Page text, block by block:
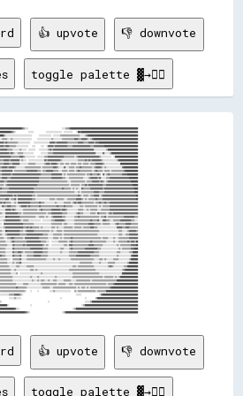
👍 upvote 👎 downvote
toggle palette ▓→✊🏽
████████████▓▓▓▓▓▓▓▓▓▓▓▓▓▓▓▓▓▓▓▓▓▓▓▓▓▓▓▓░░░░▒▒░░░░▒▒▒▒▒▒▓▓▓▓▓▓▓▓▓▓▒▒▓▓▓▓▓▓▓▓▓▓▓▓▓▓▓▓▓▓▓▓▓▓▓▓▓▓▓▓▓▓▓▓▒▒▒▒▒▒▒▒▒▒▒▒▓▓▓▓▓▓▓▓▓▓▓▓░░▒▒░░▒▒▒▒▒▒▒▒▒▒▒▒▒▒▒▒▒▒▒▒░░▒▒▒▒▓▓▒▒▒▒▒▒▓▓▒▒  ▓▓░░▒▒▓▓▒▒▒▒▒▒▒▒▒▒▒▒▒▒▓▓▓▓▓▓████████████
██████████▓▓▓▓▓▓▓▓▓▓▓▓▓▓▓▓▓▓▓▓▓▓▓▓▓▓▓▓▓▓░░░░▒▒░░▒▒░░░░▒▒▓▓▓▓▓▓▒▒▒▒▓▓▓▓▓▓▓▓▓▓▓▓▓▓▓▓▓▓▓▓▓▓▓▓▓▓▓▓▓▓▓▓▒▒▒▒▒▒▒▒▒▒▒▒▒▒▓▓▓▓▓▓▓▓▓▓▓▓▒▒▒▒░░░░▒▒▒▒▒▒▒▒▒▒▒▒▒▒▒▒░░░░░░▒▒▓▓▓▓▓▓▓▓▒▒▓▓░░░░░░▒▒▒▒▓▓▓▓▓▓▓▓▓▓▓▓▓▓▓▓▓▓▓▓▓▓██████████
████████▓▓▓▓▓▓▓▓▓▓▓▓▓▓▓▓▓▓▓▓▓▓▓▓▓▓▓▓▓▓▓▓▒▒░░░░▒▒░░░░▒▒▓▓▓▓▒▒▒▒▓▓▓▓▓▓▓▓▓▓▓▓▓▓▓▓▓▓▓▓▓▓▓▓▓▓▓▓▓▓▓▓▓▓▓▓▒▒▒▒▒▒▒▒▒▒▒▒▒▒▒▒▒▒▒▒▒▒▒▒▒▒▒▒▒▒▒▒░░░░▒▒▒▒▒▒▒▒▒▒▒▒▒▒▒▒░░▒▒▒▒▒▒▓▓▓▓▓▓▓▓▒▒▓▓▒▒░░▒▒▓▓▓▓▓▓▓▓▓▓▓▓▓▓▓▓▓▓▓▓▓▓▓▓▓▓████████
████████▓▓▓▓▓▓▓▓▓▓▓▓▓▓▓▓▓▓▓▓▓▓▓▓▓▓▓▓▓▓▓▓▒▒░░░░▒▒░░░░▒▒▒▒▒▒░░▒▒▓▓▓▓▓▓▓▓▓▓▓▓▓▓▓▓▓▓▓▓▓▓▓▓▓▓▓▓▓▓▓▓▓▓▒▒▒▒▒▒▒▒▒▒▒▒▒▒▒▒▒▒▒▒▒▒▒▒▒▒▒▒▒▒▒▒▒▒▒▒░░▒▒▒▒▒▒▒▒▒▒░░▒▒▒▒▓▓▒▒▓▓▓▓▓▓▓▓▓▓▓▓▓▓▓▓▒▒▒▒▓▓▓▓▓▓▓▓▓▓▓▓▓▓▓▓▓▓▓▓▓▓▓▓▓▓▓▓▓▓██████
██████▓▓▓▓▓▓▓▓▓▓▓▓▓▓▓▓▓▓▓▓▓▓▓▓▓▓▓▓▓▓▓▓▓▓▓▓░░▒▒▒▒░░▒▒▓▓▓▓▒▒▒▒▒▒▒▒▓▓▓▓▓▓▓▓▓▓▓▓▓▓▓▓▓▓▓▓▓▓▓▓▓▓▓▓▒▒▒▒▒▒▒▒▒▒▒▒▒▒▒▒▒▒▒▒▒▒▒▒▒▒▒▒▒▒▒▒▓▓▒▒▒▒▒▒▒▒░░▒▒░░▒▒░░░░▓▓▒▒▒▒▒▒▒▒▓▓▓▓▓▓▓▓▓▓▓▓▓▓▒▒▓▓▓▓▓▓▓▓▓▓▓▓▓▓▓▓▓▓▓▓▓▓▓▓▓▓▓▓▓▓▓▓▓▓████
████▓▓▓▓▓▓▓▓▓▓▓▓▓▓▓▓▓▓▓▓▓▓▓▓▓▓▓▓▓▓▓▓▓▓▓▓▓▓▒▒▒▒▓▓▒▒▒▒▓▓▒▒▒▒▒▒▒▒▓▓▓▓▓▓▓▓▓▓▓▓▓▓▓▓▓▓▓▓▓▓▓▓▓▓▓▓▓▓▒▒▒▒▒▒▒▒▒▒▒▒▒▒▒▒▒▒▒▒▒▒▒▒▒▒▒▒▒▒▒▒▒▒▒▒▒▒▒▒▒▒▒▒▒▒░░░░▒▒░░▒▒▒▒▒▒▒▒▒▒▒▒▒▒▓▓▓▓▓▓▒▒▒▒▒▒▓▓▓▓▓▓▓▓▓▓▓▓▓▓▓▓▓▓▓▓▓▓▓▓▓▓▓▓▓▓▓▓▓▓████
████▓▓▓▓▓▓▓▓▓▓▓▓▓▓▓▓▓▓▓▓▓▓▓▓▓▓▓▓▓▓▓▓▓▓▓▓▒▒▒▒░░▓▓▓▓▒▒▒▒▓▓▓▓▓▓▓▓▓▓▓▓▓▓▒▒▓▓▒▒▓▓▓▓▓▓▓▓▓▓▓▓▓▓▓▓▒▒▒▒░░▒▒▒▒▒▒▒▒▒▒▒▒▒▒▒▒▒▒▒▒▒▒▒▒▒▒▒▒▒▒▒▒▒▒▒▒▒▒▒▒▒▒▒▒▒▒▓▓▒▒░░▒▒▒▒▒▒░░▒▒▒▒▓▓▓▓▓▓░░▒▒▓▓▓▓▓▓▓▓▓▓▓▓▓▓▓▓▓▓▓▓▓▓▓▓▓▓▓▓▓▓▓▓▓▓▓▓▓▓██
██▓▓▓▓▓▓▓▓▓▓▓▓▓▓▓▓▓▓▓▓▓▓▓▓▓▓▓▓▓▓▓▓▓▓▓▓▒▒▒▒▒▒░░▒▒▒▒▒▒▓▓▒▒▒▒▒▒▓▓▓▓░░▒▒▒▒▓▓░░▓▓▓▓▓▓▓▓▓▓▓▓▓▓▓▓▒▒▒▒░░░░░░░░░░░░░░░░▒▒▒▒▒▒░░▒▒▒▒▒▒▒▒░░░░▒▒▒▒▒▒▒▒▒▒▓▓▓▓▓▓▒▒░░▒▒░░▒▒▒▒▒▒▒▒▓▓▒▒▒▒▒▒▓▓▓▓▓▓▓▓▓▓▓▓▓▓▓▓▓▓▓▓▓▓▓▓▓▓▓▓▓▓▓▓▓▓▓▓▓▓██
██▓▓▓▓▓▓▓▓▓▓▓▓▓▓▓▓▓▓▓▓▓▓▓▓▓▓▓▓▓▓▓▓▓▓▓▓▓▓▒▒▒▒▒▒░░░░░░░░▓▓▒▒▓▓▒▒▒▒▒▒░░░░▒▒░░▓▓▓▓▓▓▓▓▓▓▓▓▓▓▒▒▒▒▒▒▒▒▒▒▓▓▒▒▒▒░░░░░░░░░░░░▒▒░░░░░░░░▒▒▒▒▒▒▒▒░░▒▒▓▓▒▒▓▓▓▓▒▒▒▒▒▒▒▒▒▒▒▒▒▒░░▒▒▒▒▓▓▒▒▒▒▓▓▒▒▒▒▓▓▓▓▓▓▓▓▓▓▓▓▓▓▓▓▓▓▓▓▓▓▓▓▓▓▓▓▓▓▓▓
▓▓▓▓▓▓▓▓▓▓▓▓▓▓▒▒▓▓▓▓▓▓▓▓▒▒▒▒▒▒▒▒▒▒▒▒▒▒▒▒▒▒▒▒░░░░░░░░░░░░▓▓▒▒▒▒▓▓▓▓▒▒▒▒▒▒░░░░▒▒▓▓▓▓▓▓▒▒▓▓▒▒▒▒▒▒▒▒▒▒▓▓▒▒▒▒▒▒▒▒▒▒▒▒▒▒▒▒▒▒▓▓▒▒▒▒▒▒▓▓▒▒▒▒▒▒▒▒░░░░░░░░▒▒▒▒░░▒▒▒▒▒▒▒▒▒▒▒▒▒▒░░▒▒░░▒▒▒▒▒▒▒▒▓▓▓▓▓▓▓▓▓▓▓▓▓▓▓▓▓▓▓▓▓▓▓▓▓▓▓▓▓▓▓▓
▓▓▒▒▓▓▒▒▓▓▒▒▒▒▒▒▒▒▓▓▓▓▒▒▒▒▒▒▒▒▒▒▒▒▒▒▒▒▒▒▒▒▒▒▒▒░░░░░░░░░░░░░░▓▓▓▓▓▓▒▒▓▓▒▒░░░░░░░░▒▒▒▒▒▒▒▒▒▒▒▒▒▒▒▒░░▒▒▓▓▒▒▒▒▒▒▒▒▒▒▓▓▓▓▓▓▓▓▓▓▒▒▓▓▓▓▒▒░░░░░░░░░░░░▒▒▒▒▒▒░░░░▒▒░░▒▒▒▒▒▒▒▒░░░░▒▒▒▒▒▒▒▒▒▒▓▓▓▓▓▓▓▓▓▓▓▓▓▓▓▓▓▓▓▓▓▓▓▓▓▓▓▓▓▓▓▓
▓▓▒▒▒▒▒▒▒▒▒▒▒▒▒▒▒▒▒▒▒▒▒▒▒▒▒▒▒▒▒▒▒▒▒▒▒▒▒▒▒▒▒▒▒▒▒▒▒▒▒▒▒▒▒▒░░░░▓▓▓▓▓▓▓▓▓▓▓▓▓▓▒▒▒▒░░▒▒▒▒▒▒▒▒▒▒▒▒▒▒▒▒▒▒▒▒▒▒▒▒▒▒░░▒▒▒▒▓▓▓▓▓▓▓▓▓▓▓▓▒▒▒▒▒▒░░░░░░░░░░▒▒▓▓▒▒▒▒░░░░░░░░▒▒▒▒▒▒░░▓▓▒▒▒▒▒▒▒▒░░▒▒▓▓▒▒▓▓▓▓▓▓▓▓▓▓▓▓▓▓▓▓▓▓▓▓▓▓▓▓▓▓▓▓
▒▒▒▒▒▒▒▒▒▒▒▒▒▒▒▒▒▒▒▒▒▒▒▒▒▒▒▒░░▒▒▒▒▒▒▒▒▒▒▒▒▒▒▒▒▒▒▒▒▒▒▒▒░░░░░░██▓▓▓▓▓▓▓▓▓▓▓▓▓▓▒▒▒▒▒▒▒▒▒▒▒▒▒▒▒▒▒▒░░░░▒▒▒▒▒▒░░▒▒░░░░▒▒▓▓▓▓▓▓▓▓▓▓▒▒▒▒░░░░░░░░░░▒▒▒▒▓▓▒▒▒▒▒▒▒▒▒▒▒▒▒▒▒▒▒▒▒▒▒▒░░▒▒▒▒▓▓░░▒▒▒▒▒▒▒▒▒▒▒▒▒▒▒▒▒▒▓▓▓▓▓▓▓▓▓▓▓▓▒▒▒▒
░░░░░░▒▒▒▒░░░░░░░░░░░░░░░░░░░░░░░░░░░░░░░░░░░░░░░░░░░░░░░░▒▒▓▓▓▓▓▓▓▓▓▓▓▓▓▓▓▓▒▒░░▒▒▒▒▒▒░░░░░░░░░░░░░░  ░░░░░░░░░░▒▒▒▒▓▓▓▓▓▓▓▓▓▓▒▒░░░░░░░░░░▒▒▒▒▒▒▒▒▒▒▒▒▒▒▒▒▒▒▓▓▒▒▒▒▒▒▓▓░░░░▓▓▓▓▒▒▒▒░░░░▒▒▒▒▒▒▒▒▓▓▓▓▓▓▓▓▓▓▓▓▒▒▒▒░░░░
▒▒▒▒▒▒▒▒▒▒▒▒▒▒▒▒▒▒▒▒▒▒▒▒▒▒▒▒▒▒▒▒▒▒▒▒▒▒▒▒▒▒▒▒▒▒░░░░░░░░░░  ▓▓▓▓▓▓▓▓▓▓▓▓▓▓▓▓▓▓▓▓▓▓▒▒▒▒▒▒▒▒▒▒▒▒░░░░░░░░░░░░░░░░░░░░▒▒▒▒▒▒▒▒▒▒▒▒░░▒▒▒▒░░░░░░░░▒▒▒▒▒▒▒▒▒▒▒▒▒▒▒▒▓▓▓▓▓▓▒▒▒▒▒▒▒▒░░▒▒▒▒▒▒▒▒░░░░░░▒▒▓▓▒▒▒▒▒▒▒▒▓▓▓▓▓▓▒▒▒▒▒▒▒▒
▒▒▒▒▒▒▒▒▒▒▒▒▒▒▒▒▒▒▒▒▒▒▒▒▒▒▒▒▒▒▒▒▒▒▒▒▒▒▒▒▒▒▒▒▒▒▒▒▒▒▒▒▒▒░░░░▒▒▓▓▓▓▓▓▓▓▓▓▓▓▓▓▓▓▓▓▓▓▒▒▒▒▓▓▒▒▓▓▒▒▒▒▒▒▒▒░░▒▒░░░░░░░░░░▒▒▒▒░░▒▒░░░░░░▒▒▒▒▒▒▒▒▒▒░░▒▒▒▒▒▒▒▒░░▒▒▒▒▒▒▒▒▓▓▓▓▒▒▒▒░░░░░░░░░░░░░░░░░░░░░░▓▓▓▓▓▓▒▒▒▒▓▓▓▓▒▒▒▒▒▒▒▒▒▒
▓▓▒▒▒▒▒▒▒▒▒▒▒▒▒▒▒▒▒▒▒▒░░▒▒▒▒▒▒▒▒▒▒▒▒▒▒▒▒▒▒▒▒▒▒▒▒▒▒▒▒▒▒▒▒░░░░██▓▓▓▓▓▓▓▓▓▓▓▓▓▓▒▒▒▒░░▒▒▓▓▓▓▓▓▓▓▒▒▒▒▒▒▒▒▒▒▒▒▒▒▒▒▒▒░░▒▒░░░░▒▒▒▒▒▒░░▒▒▒▒▒▒▒▒▒▒▒▒▒▒▒▒▒▒▒▒▒▒▒▒▒▒▒▒▒▒▒▒▒▒▒▒▒▒▒▒░░░░░░░░░░░░░░░░░░░░░░▒▒▒▒░░░░░░▒▒▓▓▓▓▓▓▓▓▒▒
▓▓▓▓▓▓▓▓▒▒▒▒▒▒▒▒▒▒▒▒▒▒░░▒▒▒▒▒▒▒▒▒▒▒▒▒▒▒▒▒▒▒▒▒▒▒▒▒▒▒▒▒▒▒▒░░░░▒▒▓▓▓▓▓▓▓▓▓▓▓▓▓▓▒▒▒▒▒▒▒▒▓▓▓▓▓▓▓▓▓▓▓▓▓▓▓▓▓▓▒▒▒▒▒▒░░░░░░▒▒▒▒▒▒▒▒▒▒░░▒▒▒▒▒▒▒▒▒▒▒▒▒▒▒▒▒▒▒▒▒▒▒▒▒▒▒▒▒▒▒▒▒▒▒▒▒▒░░░░░░░░░░░░░░░░░░░░░░░░▒▒▒▒░░░░▒▒▒▒▓▓▓▓▓▓▓▓▓▓
██▓▓▓▓▓▓▓▓▓▓▒▒▒▒▒▒▒▒▒▒▒▒▒▒▒▒▒▒▒▒▒▒▒▒▒▒▒▒▒▒▒▒▒▒▒▒▒▒▒▒▒▒▒▒▒▒░░░░▒▒▒▒▓▓▓▓▒▒▒▒▒▒▒▒▒▒░░▓▓▓▓▓▓▓▓▓▓▓▓▓▓▓▓▒▒▒▒▒▒▒▒▒▒░░░░░░▒▒▒▒▒▒░░▒▒░░▒▒▒▒▒▒▒▒▓▓▒▒▒▒▒▒▒▒▒▒▒▒▒▒▒▒▒▒▒▒▒▒▒▒▒▒▒▒▒▒▒▒░░▒▒▒▒▒▒░░░░░░▒▒░░░░▒▒▒▒▒▒▒▒▒▒▒▒▓▓▓▓▓▓▓▓▓▓
██▓▓▓▓▓▓▓▓▓▓▓▓▓▓▓▓▓▓▓▓▒▒▒▒▓▓▓▓▒▒▓▓▓▓▓▓▒▒▒▒▒▒▒▒▒▒▒▒▒▒▒▒▒▒▒▒▒▒░░░░░░▒▒▓▓▒▒▒▒▒▒▒▒▒▒▒▒▒▒▓▓▓▓▓▓▓▓▓▓▓▓▓▓▓▓▒▒▒▒▒▒░░░░  ░░░░░░░░▒▒▒▒▒▒▒▒▒▒░░▒▒▓▓▒▒▒▒▒▒▒▒▒▒▒▒▒▒▒▒▒▒▒▒▓▓▒▒▒▒▒▒▒▒▒▒▒▒▒▒▒▒░░░░░░░░▒▒░░░░▒▒▒▒▒▒▒▒▒▒▓▓▒▒▓▓▓▓▒▒██
████▓▓▒▒▓▓▓▓▓▓▓▓▓▓▓▓▓▓▓▓▓▓▓▓▓▓▓▓▓▓▓▓▓▓▓▓▓▓▓▓▓▓▓▓▓▓▓▓▒▒▒▒▒▒▒▒▒▒░░░░░░▓▓▒▒▒▒▒▒▒▒▒▒▓▓▒▒▓▓▓▓▓▓▓▓▓▓▓▓▓▓▓▓▓▓▒▒░░▒▒░░  ░░░░░░░░░░░░░░▒▒▒▒░░▓▓▓▓▒▒▒▒▒▒▒▒▒▒▒▒▒▒▒▒▒▒▓▓▓▓▓▓▒▒▒▒▒▒▒▒▒▒░░░░░░░░░░░░░░░░▒▒░░▒▒▒▒▒▒▒▒▒▒▒▒▓▓▓▓▓▓██
████▓▓▒▒▓▓▓▓▓▓▓▓▓▓▓▓▓▓▓▓▓▓▓▓▓▓▓▓▓▓▓▓▓▓▓▓▓▓▓▓▓▓▓▓▓▓▓▓▓▓▒▒▒▒▒▒░░░░░░░░▓▓▒▒▒▒▒▒▒▒▒▒▒▒▒▒▒▒▒▒▓▓▓▓▓▓▓▓▓▓▓▓▓▓▒▒▒▒▒▒░░░░░░░░░░░░░░▒▒▒▒░░░░░░▒▒▓▓▒▒▒▒▒▒▒▒▒▒▒▒▒▒▓▓▓▓▓▓▓▓▓▓▓▓▓▓▒▒▒▒░░░░░░░░░░░░░░░░░░░░▒▒░░▒▒▒▒▒▒▒▒▒▒▓▓▓▓████
██████▒▒▓▓▓▓▓▓▓▓▓▓▓▓▓▓▓▓▓▓▓▓▓▓▓▓▓▓▓▓▓▓▓▓▓▓▓▓▓▓▓▓▓▓▓▓▓▓▒▒▒▒▒▒░░░░░░░░▓▓▒▒▒▒▓▓▓▓▒▒░░▒▒▒▒▒▒▒▒▒▒▓▓▓▓▓▓▓▓▓▓▒▒▒▒▒▒░░░░░░░░░░░░░░▒▒░░░░░░░░▒▒▒▒▒▒▒▒▒▒▓▓▓▓▓▓▓▓▓▓▓▓▓▓▓▓▓▓▒▒▒▒▒▒░░░░░░░░░░░░░░░░░░░░▒▒▒▒░░░░░░░░░░▒▒▒▒██████
████████▒▒▒▒▒▒▓▓▓▓▓▓▓▓▓▓▓▓▓▓▓▓▓▓▓▓▓▓▓▓▓▓▓▓▓▓▓▓▓▓▓▓▓▓▓▓▓▓▒▒▒▒░░░░░░░░▓▓▒▒▒▒▒▒▓▓░░░░░░▒▒▒▒▒▒▒▒▓▓▓▓▓▓▓▓▒▒▒▒▒▒▒▒░░░░░░░░░░░░░░░░░░░░░░░░▒▒▒▒▒▒▒▒▓▓▓▓▓▓▓▓▓▓▓▓▓▓▓▓▒▒▒▒▒▒▒▒▒▒░░░░░░░░░░░░░░░░░░░░▒▒░░░░░░░░░░░░░░▓▓██████
████████▓▓░░▒▒▒▒▒▒▓▓▓▓▓▓▓▓▓▓▓▓▓▓▓▓▓▓▓▓▓▓▓▓▓▓▓▓▓▓▓▓▓▓▒▒▒▒▒▒▒▒▒▒░░░░  ▒▒▒▒▒▒▒▒▓▓░░░░░░▒▒▒▒▒▒▒▒▒▒▒▒▒▒▒▒▒▒▒▒▒▒░░░░░░░░▒▒░░░░▒▒░░░░░░░░░░░░▒▒▒▒▒▒▒▒▒▒▒▒▒▒▒▒▒▒▒▒▒▒▒▒▒▒░░░░░░▒▒▒▒░░▒▒░░░░░░░░▒▒▒▒▒▒░░░░░░░░░░░░▒▒████████
██████████▓▓░░░░▒▒▒▒▒▒▒▒▒▒▒▒▒▒▒▒▒▒▒▒▒▒▒▒▒▒▒▒▒▒▒▒▒▒▒▒▒▒▒▒▒▒▒▒▒▒░░░░░░▒▒░░▒▒▒▒▓▓░░░░░░░░░░░░░░░░░░░░░░░░░░░░░░░░░░░░░░░░░░░░░░░░░░░░░░░░░░░░░░░░░░▒▒▒▒▒▒▒▒▒▒▒▒▒▒░░░░░░░░▒▒░░░░░░░░▒▒▒▒▒▒▒▒░░░░░░░░░░░░░░▒▒██████████
████████████▓▓░░░░▒▒▒▒▒▒▒▒▒▒▒▒▒▒▒▒▒▒▒▒▒▒▒▒▒▒▒▒▒▒▒▒▒▒▒▒▒▒▒▒▒▒▒▒▒▒░░░░░░░░▒▒▒▒░░░░░░░░▒▒▒▒▒▒▒▒░░░░░░░░░░░░░░░░░░░░░░░░░░░░░░░░░░░░░░░░░░░░▒▒▒▒░░▒▒▒▒▒▒▒▒▒▒▒▒▒▒▒▒▒▒░░░░░░░░░░░░░░░░▒▒▓▓▒▒░░░░░░░░░░░░▒▒▒▒████████████
████████████████░░░░░░▒▒▒▒▒▒▒▒▒▒▒▒▒▒▒▒▒▒▒▒▒▒▒▒▒▒▒▒▒▒▒▒▒▒▒▒▒▒▒▒▒▒▒▒░░░░▒▒░░░░░░░░░░░░░░░░▒▒▒▒░░▒▒░░░░░░░░░░░░░░░░░░░░░░░░░░░░░░░░░░░░▒▒▒▒▒▒▒▒▒▒▒▒▒▒▒▒▒▒▒▒▒▒▒▒▒▒▒▒▒▒░░░░░░░░░░░░░░░░░░░░░░░░░░░░░░▒▒▓▓██████████████
██████████████████▒▒░░░░░░▒▒▒▒▒▒▒▒▒▒▒▒▒▒▒▒▒▒▒▒▒▒▒▒▒▒▒▒▒▒▒▒▒▒▒▒▒▒▒▒░░░░░░▒▒  ░░░░░░░░░░░░░░░░░░░░░░░░▒▒░░░░░░░░░░░░░░░░░░░░░░░░░░░░░░░░░░▒▒▒▒▒▒▒▒▒▒▒▒▒▒▒▒▒▒▒▒▒▒▒▒▒▒▒▒▒▒░░░░░░░░░░░░░░░░░░░░░░░░░░██████████████████
████████████████████▓▓░░░░▒▒▒▒▒▒▒▒▒▒▒▒▒▒▒▒▒▒▒▒▒▒▒▒▒▒▒▒▒▒▒▒▒▒▒▒▒▒▒▒▒▒░░░░░░░░░░░░░░░░░░░░▒▒░░░░░░▒▒░░░░░░░░░░░░░░░░░░▒▒░░░░░░░░░░░░░░░░░░▒▒▒▒▒▒▒▒▒▒▒▒▒▒▒▒▒▒▒▒▒▒▒▒▒▒▒▒▒▒▒▒▒▒░░▒▒▒▒▒▒▒▒▒▒░░▒▒░░▒▒████████████████████
████████████████████████▓▓▒▒▒▒▒▒▒▒▒▒▒▒▒▒▒▒▒▒▒▒▒▒▒▒▒▒▒▒▒▒▒▒▒▒▒▒▒▒▒▒▒▒░░░░░░░░░░░░░░░░░░░░░░▒▒░░░░▒▒░░▒▒▒▒░░░░▒▒░░░░▒▒▒▒░░░░░░░░▒▒▒▒▒▒▒▒░░░░░░▒▒▒▒▒▒▒▒▒▒▒▒▒▒▒▒░░▒▒▒▒▒▒▒▒▒▒▒▒▒▒▒▒▒▒▒▒▒▒▒▒▒▒▒▒████████████████████████
████████████████████████████▒▒▒▒▒▒▒▒▒▒▒▒▒▒▒▒▒▒▒▒▒▒▒▒▒▒▒▒▒▒▒▒▒▒▒▒▒▒▒▒▒▒▒▒░░░░░░░░▒▒▒▒▒▒░░░░░░░░░░░░░░▒▒▒▒▒▒▒▒▒▒▒▒▒▒▒▒▒▒░░▒▒▒▒▒▒▒▒░░░░▒▒▒▒░░▒▒▒▒▒▒▒▒▒▒▒▒▒▒▒▒▒▒▒▒▒▒▒▒▒▒▒▒▒▒▒▒▒▒▒▒░░▒▒▒▒▒▒▓▓██████████████████████████
████████████████████████████████▒▒▒▒▒▒▒▒▒▒░░▒▒▒▒▒▒▒▒▒▒▒▒▒▒▒▒▒▒▒▒▒▒▒▒▒▒▒▒▓▓▒▒▒▒▒▒▒▒▒▒░░░░░░░░░░░░░░░░░░▒▒▒▒▒▒▒▒░░░░▒▒▒▒▒▒▒▒▒▒▒▒▒▒▒▒▒▒▒▒▒▒▒▒▒▒░░▒▒░░▒▒▒▒░░▒▒░░▒▒▒▒▒▒▒▒▒▒▒▒▒▒▒▒▒▒▒▒▒▒▓▓██████████████████████████████
████████████████████████████████████▓▓▒▒▒▒▒▒▒▒▒▒▒▒▒▒░░▒▒▒▒▒▒▒▒▒▒▒▒▒▒▒▒▒▒▒▒▒▒▒▒▒▒▒▒░░    ░░      ░░            ░░░░▒▒░░░░░░░░░░░░░░░░░░    ▒▒░░▒▒▒▒▒▒▒▒▒▒▒▒▒▒▒▒▒▒▒▒░░▒▒▒▒▒▒▒▒▒▒████████████████████████████████████
████████████████████████████████████████▓▓▒▒░░      ░░░░░░░░░░░░▒▒▒▒▒▒▓▓▓▓▓▓▒▒░░
👍 upvote 👎 downvote
toggle palette ▓→✊🏽